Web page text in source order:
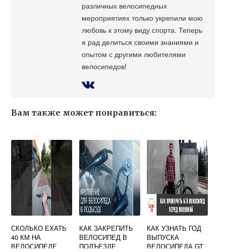
различных велосипедных
мероприятиях только укрепили мою
любовь к этому виду спорта. Теперь
я рад делиться своими знаниями и
опытом с другими любителями
велосипедов!
Вам также может понравиться:
СКОЛЬКО ЕХАТЬ
40 КМ НА
ВЕЛОСИПЕДЕ
КАК ЗАКРЕПИТЬ
ВЕЛОСИПЕД В
ПОДЪЕЗДЕ
КАК УЗНАТЬ ГОД
ВЫПУСКА
ВЕЛОСИПЕДА GT